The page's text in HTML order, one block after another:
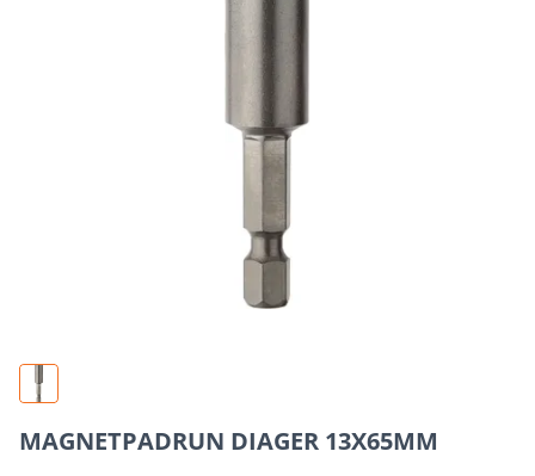
MAGNETPADRUN DIAGER 13X65MM